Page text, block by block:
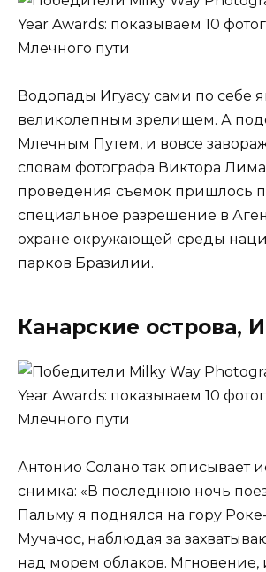
Водопады Игуасу сами по себе
великолепным зрелищем. А
Млечным Путем, и вовсе
словам фотографа Виктора
проведения съемок пришлось
специальное разрешение в
охране окружающей среды
парков Бразилии.
Канарские острова,
Антонио Солано так описывает
снимка: «В последнюю ночь
Пальму я поднялся на гору
Мучачос, наблюдая за
над морем облаков. Мгновение,